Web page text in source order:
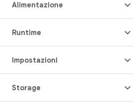
Alimentazione
Runtime
Impostazioni
Storage